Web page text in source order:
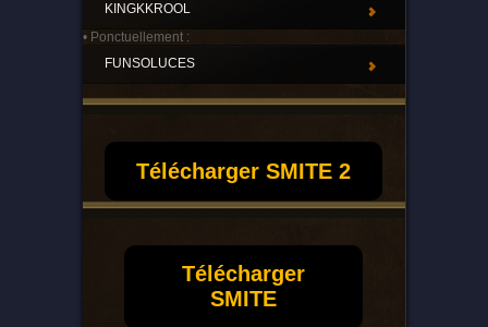
KINGKKROOL
• Ponctuellement :
FUNSOLUCES
Télécharger SMITE 2
Télécharger
SMITE